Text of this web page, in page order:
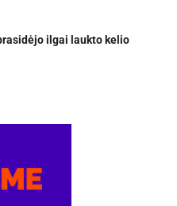
ilgai laukto kelio